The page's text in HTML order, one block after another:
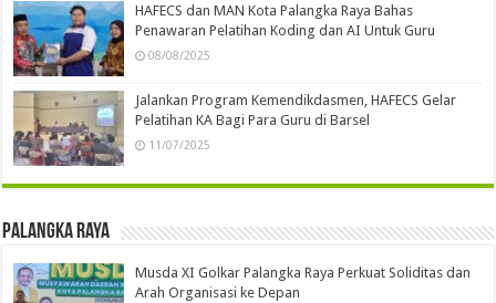
HAFECS dan MAN Kota Palangka Raya Bahas
Penawaran Pelatihan Koding dan AI Untuk Guru
08/08/2025
Jalankan Program Kemendikdasmen, HAFECS Gelar
Pelatihan KA Bagi Para Guru di Barsel
11/07/2025
Palangka Raya
Musda XI Golkar Palangka Raya Perkuat Soliditas dan
Arah Organisasi ke Depan